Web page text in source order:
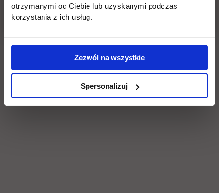
otrzymanymi od Ciebie lub uzyskanymi podczas
korzystania z ich usług.
Zezwól na wszystkie
Spersonalizuj